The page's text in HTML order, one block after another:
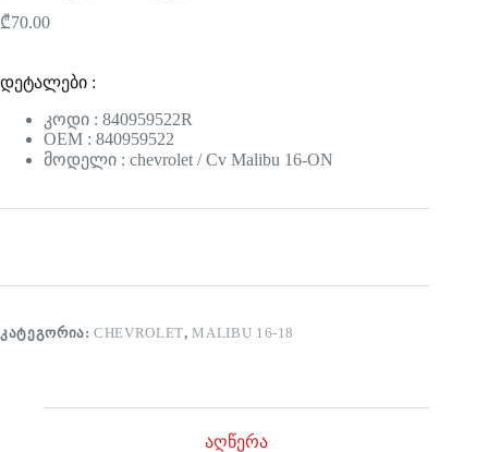
₾70.00
დეტალები :
კოდი : 840959522R
OEM : 840959522
მოდელი : chevrolet / Cv Malibu 16-ON
ᲙᲐᲢᲔᲒᲝᲠᲘᲐ:CHEVROLET,MALIBU 16-18
აღწერა